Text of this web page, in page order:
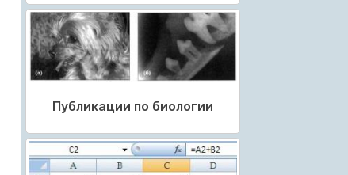
Публикации по биологии